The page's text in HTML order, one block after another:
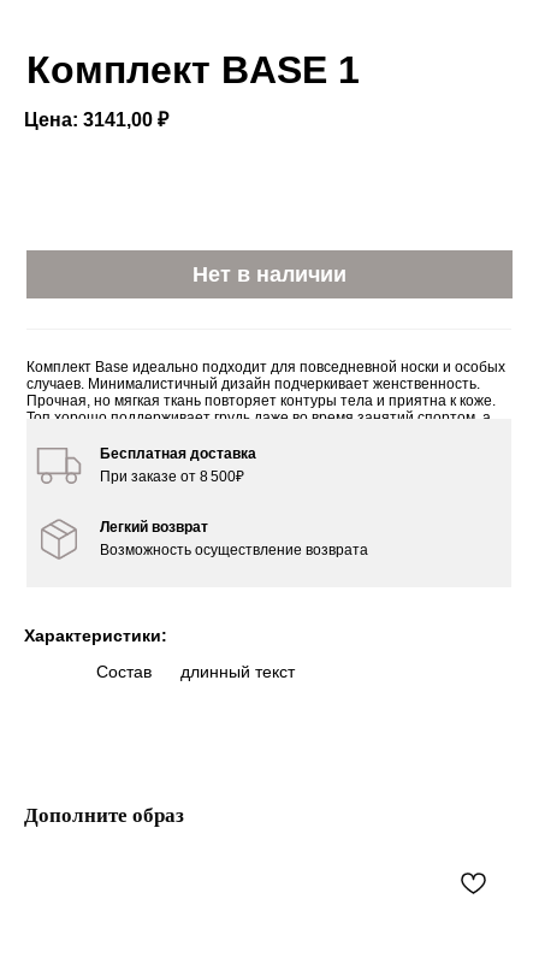
Комплект BASE 1
Нет в наличии
Цена: 3141,00 ₽
Комплект Base идеально подходит для повседневной носки и особых
случаев. Минималистичный дизайн подчеркивает женственность.
Прочная, но мягкая ткань повторяет контуры тела и приятна к коже.
Топ хорошо поддерживает грудь даже во время занятий спортом, а
бежевом и черном цвете. Он станет неотъемлемой частью вашего
гардероба, придаст уверенность в любое время.
Характеристики:
Состав
длинный текст
Бесплатная доставка
Возможность осуществление возврата
Легкий возврат
При заказе от 8 500₽
Дополните образ